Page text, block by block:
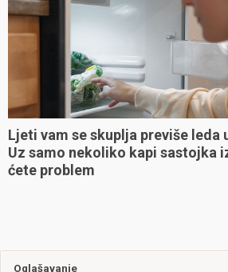
Ljeti vam se skuplja previše leda
Uz samo nekoliko kapi sastojka
ćete problem
Oglašavanje